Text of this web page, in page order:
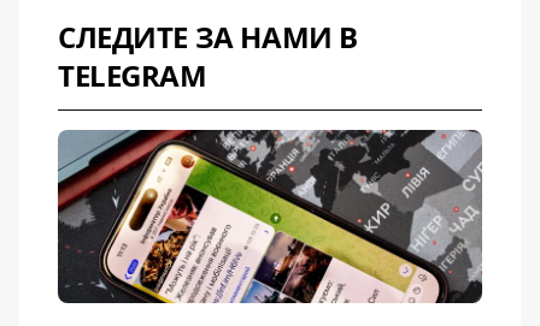
СЛЕДИТЕ ЗА НАМИ В
TELEGRAM